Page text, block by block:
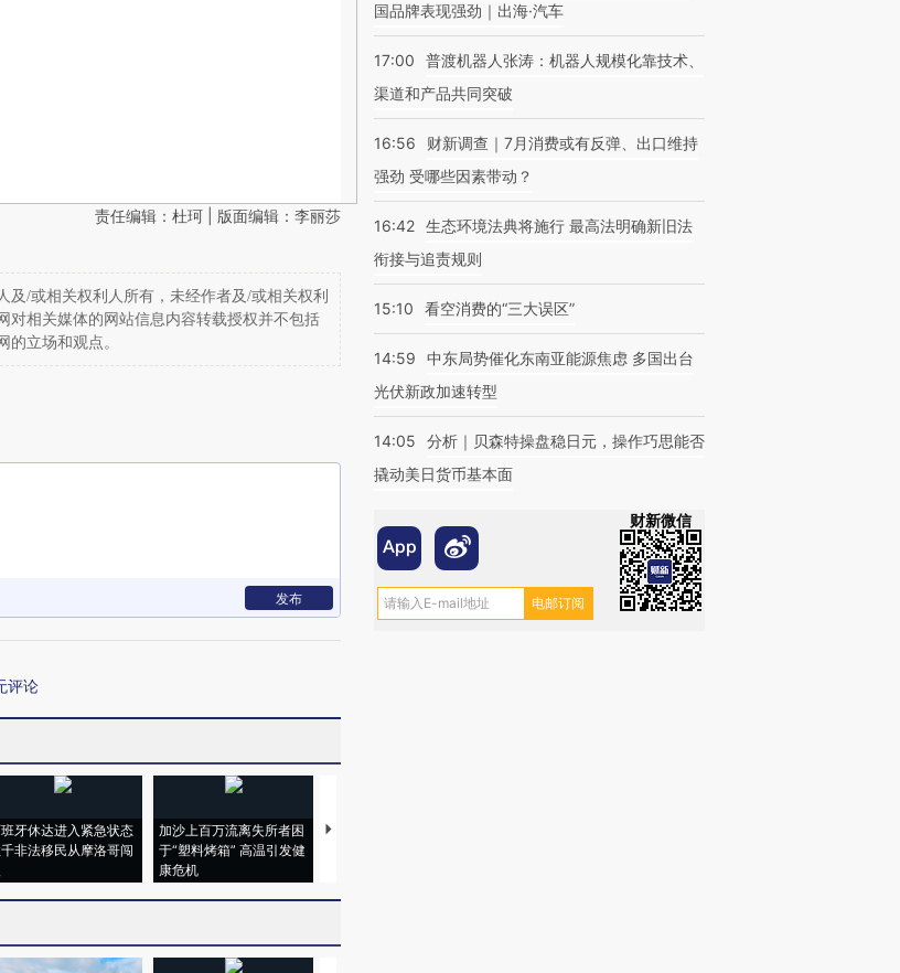
责任编辑：杜珂 | 版面编辑：李丽莎
/或相关权利人所有，未经作者及/或相关权利
对相关媒体的网站信息内容转载授权并不包括
立场和观点。
发布
评论
牙休达进入紧急状态
非法移民从摩洛哥闯
加沙上百万流离失所者困
于“塑料烤箱” 高温引发健
康危机
视线｜HYROX的吸金
国品牌表现强劲｜出海·汽车
17:00
普渡机器人张涛：机器人规模化靠技术、
渠道和产品共同突破
16:56
财新调查｜7月消费或有反弹、出口维持
强劲 受哪些因素带动？
16:42 生态环境法典将施行 最高法明确新旧法
衔接与追责规则
15:10 看空消费的“三大误区”
14:59
中东局势催化东南亚能源焦虑 多国出台
光伏新政加速转型
14:05
分析｜贝森特操盘稳日元，操作巧思能否
撬动美日货币基本面
财新微信